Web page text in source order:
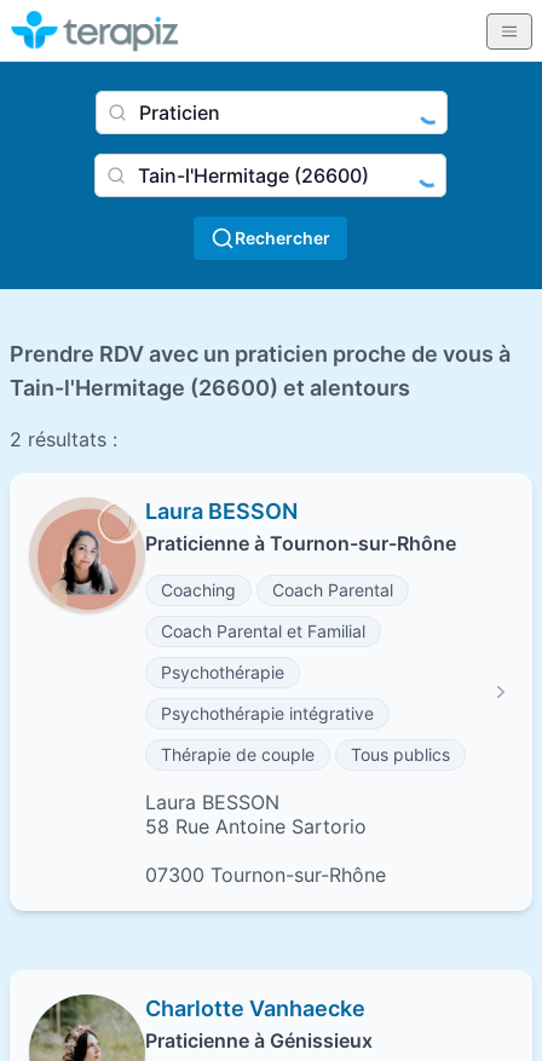
Ville
Rechercher
Prendre RDV avec un praticien proche de vous à
Tain-l'Hermitage (26600) et alentours
2 résultats :
Laura BESSON
Praticienne à Tournon-sur-Rhône
Coaching
Coach Parental
Coach Parental et Familial
Psychothérapie
Psychothérapie intégrative
Thérapie de couple
Tous publics
Laura BESSON
58 Rue Antoine Sartorio
07300 Tournon-sur-Rhône
Charlotte Vanhaecke
Praticienne à Génissieux